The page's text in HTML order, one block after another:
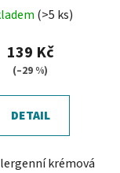
hodnocení
produktu
je
z
(>5 ks)
139 Kč
(–29 %)
DETAIL
krémová